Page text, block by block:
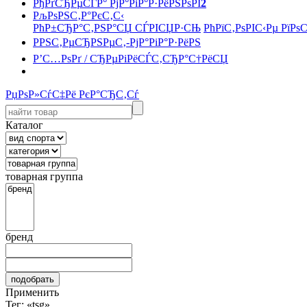
РђРґСЂРµСЃР° РјР°РіР°Р·РёРЅРѕРІ2
РљРѕРЅС‚Р°РєС‚С‹
РћР±СЂР°С‚РЅР°СЏ СЃРІСЏР·СЊ РћРїС‚РѕРІС‹Рµ
РРЅС‚РµСЂРЅРµС‚-РјР°РіР°Р·РёРЅ
Р’С…РѕРґ / СЂРµРіРёСЃС‚СЂР°С†РёСЏ
РџРѕР»СѓС‡Рё РєР°СЂС‚Сѓ
Каталог
товарная группа
бренд
Применить
Тег: «tsg»